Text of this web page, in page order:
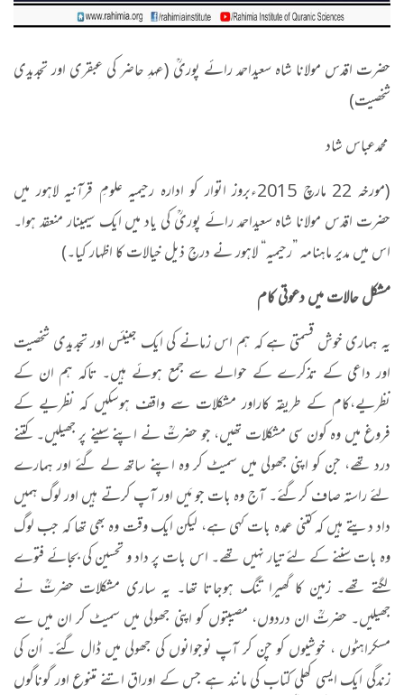
حضرت اقدس مولانا شاہ سعیداحمد رائے پوریؒ (عہدِ حاضر کی عبقری اور تجدیدی
شخصیت)
محمدعباس شاد
(مورخہ 22 مارچ 2015ءبروز اتوار کو ادارہ رحیمیہ علومِ قرآنیہ لاہور میں
حضرت اقدس مولانا شاہ سعیداحمد رائے پوریؒ کی یاد میں ایک سیمینار منعقد ہوا۔
اس میں مدیر ماہنامہ ”رحیمیہ“ لاہور نے درجِ ذیل خیالات کا اظہار کیا۔)
مشکل حالات میں دعوتی کام
یہ ہماری خوش قسمتی ہے کہ ہم اس زمانے کی ایک جینئس اور تجدیدی شخصیت
اور داعی کے تذکرے کے حوالے سے جمع ہوئے ہیں۔ تاکہ ہم ان کے
نظریے،کام کے طریقہ کاراور مشکلات سے واقف ہوسکیں کہ نظریے کے
فروغ میں وہ کون سی مشکلات تھیں، جو حضرتؒ نے اپنے سینے پر جھیلیں۔ کتنے
درد تھے، جن کو اپنی جھولی میں سمیٹ کر وہ اپنے ساتھ لے گئے اور ہمارے
لئے راستہ صاف کرگئے۔ آج وہ بات جو مَیں اور آپ کرتے ہیں اور لوگ ہمیں
داد دیتے ہیں کہ کتنی عمدہ بات کہی ہے، لیکن ایک وقت وہ بھی تھا کہ جب لوگ
وہ بات سننے کے لئے تیار نہیں تھے۔ اس بات پر داد و تحسین کی بجائے فتوے
لگتے تھے۔ زمین کا گھیرا تنگ ہوجاتا تھا۔ یہ ساری مشکلات حضرتؒ نے
جھیلیں۔ حضرتؒ ان دردوں، مصیبتوں کو اپنی جھولی میں سمیٹ کر ان میں سے
مسکراہٹوں ، خوشیوں کو چن کر آپ نوجوانوں کی جھولی میں ڈال گئے۔ اُن کی
زندگی ایک ایسی کھلی کتاب کی مانند ہے جس کے اوراق اتنے متنوع اور گوناگوں